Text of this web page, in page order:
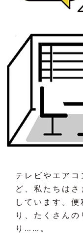
テレビやエア
ど、私たちは
しています。
り、たくさん
り……。